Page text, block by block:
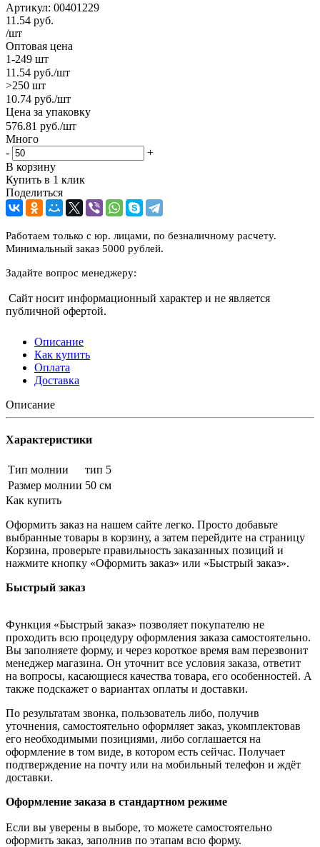
Артикул: 00401229
11.54 руб.
/шт
Оптовая цена
1-249 шт
11.54 руб./шт
>250 шт
10.74 руб./шт
Цена за упаковку
576.81 руб./шт
Много
-
+
В корзину
Купить в 1 клик
Поделиться
Работаем только с юр. лицами, по безналичному расчету.
Минимальный заказ 5000 рублей.
Задайте вопрос менеджеру:
Сайт носит информационный характер и не является
публичной офертой.
Описание
Как купить
Оплата
Доставка
Описание
Характеристики
Тип молнии
тип 5
Размер молнии 50 см
Как купить
Оформить заказ на нашем сайте легко. Просто добавьте
выбранные товары в корзину, а затем перейдите на страницу
Корзина, проверьте правильность заказанных позиций и
нажмите кнопку «Оформить заказ» или «Быстрый заказ».
Быстрый заказ
Функция «Быстрый заказ» позволяет покупателю не
проходить всю процедуру оформления заказа самостоятельно.
Вы заполняете форму, и через короткое время вам перезвонит
менеджер магазина. Он уточнит все условия заказа, ответит
на вопросы, касающиеся качества товара, его особенностей. А
также подскажет о вариантах оплаты и доставки.
По результатам звонка, пользователь либо, получив
уточнения, самостоятельно оформляет заказ, укомплектовав
его необходимыми позициями, либо соглашается на
оформление в том виде, в котором есть сейчас. Получает
подтверждение на почту или на мобильный телефон и ждёт
доставки.
Оформление заказа в стандартном режиме
Если вы уверены в выборе, то можете самостоятельно
оформить заказ, заполнив по этапам всю форму.